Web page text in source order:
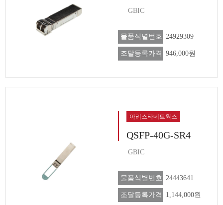
GBIC
물품식별번호 24929309
조달등록가격 946,000원
아리스타네트웍스
QSFP-40G-SR4
GBIC
물품식별번호 24443641
조달등록가격 1,144,000원